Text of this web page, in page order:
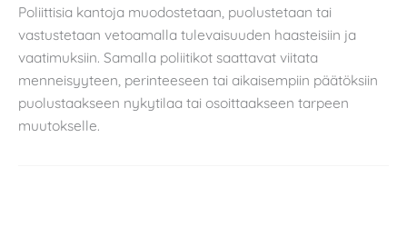
Poliittisia kantoja muodostetaan, puolustetaan tai
vastustetaan vetoamalla tulevaisuuden haasteisiin ja
vaatimuksiin. Samalla poliitikot saattavat viitata
menneisyyteen, perinteeseen tai aikaisempiin päätöksiin
puolustaakseen nykytilaa tai osoittaakseen tarpeen
muutokselle.